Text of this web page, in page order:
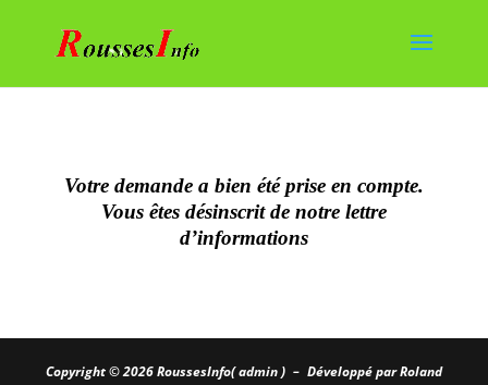
Votre demande a bien été prise en compte.
Vous êtes désinscrit de notre lettre
d’informations
Copyright © 2026RoussesInfo( admin ) – Développé par Roland